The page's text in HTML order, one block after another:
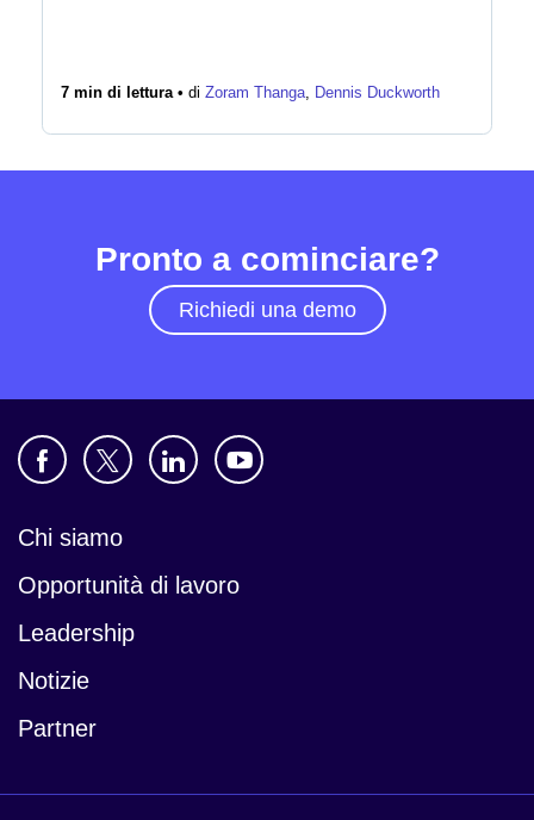
7 min di lettura • di Zoram Thanga, Dennis Duckworth
Pronto a cominciare?
Richiedi una demo
Chi siamo
Opportunità di lavoro
Leadership
Notizie
Partner